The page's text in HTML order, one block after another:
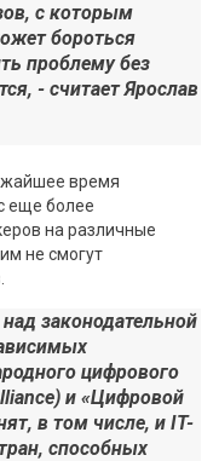
с которым
бороться
проблему без
- считает Ярослав
время
еще более
на различные
не смогут
законодательной
цифрового
и «Цифровой
в том числе, и IT-
способных